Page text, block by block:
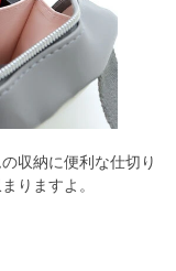
収納に便利な仕切り
りますよ。